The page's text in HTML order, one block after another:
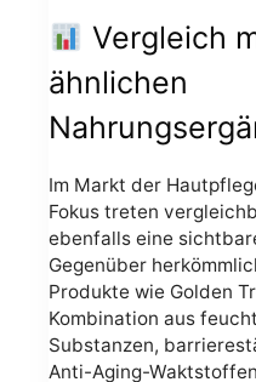
Vergleich
ähnlichen
Im Markt der
Fokus treten
ebenfalls eine
Gegenüber
Produkte wie Golden
Kombination aus
Substanzen,
Anti-Aging-